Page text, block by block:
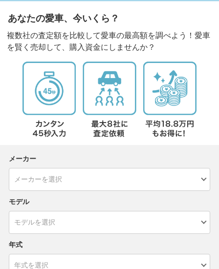
あなたの愛車、今いくら？
複数社の査定額を比較して愛車の最高額を調べよう！愛車
を賢く売却して、購入資金にしませんか？
メーカー
モデル
年式